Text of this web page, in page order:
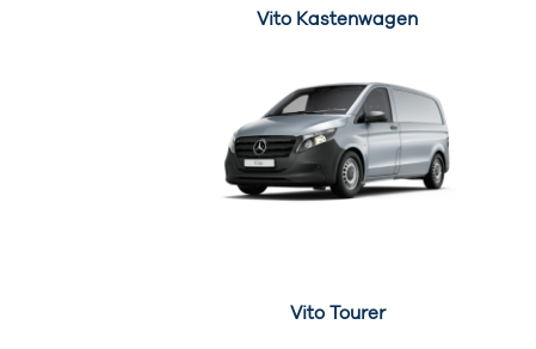
Vito Kastenwagen
Vito Tourer